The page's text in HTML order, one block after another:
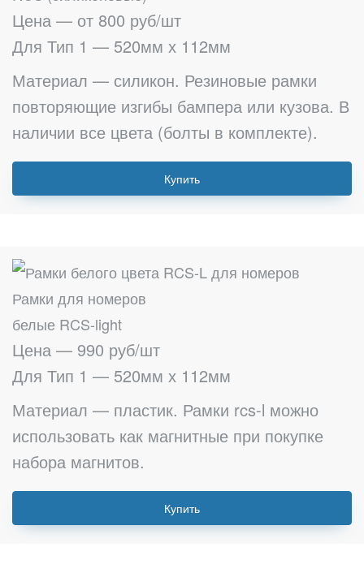
Цена — от 800 руб/шт
Для Тип 1 — 520мм х 112мм
Материал — силикон. Резиновые рамки
повторяющие изгибы бампера или кузова. В
наличии все цвета (болты в комплекте).
Купить
Рамки для номеров
белые RCS-light
Цена — 990 руб/шт
Для Тип 1 — 520мм х 112мм
Материал — пластик. Рамки rcs-l можно
использовать как магнитные при покупке
набора магнитов.
Купить